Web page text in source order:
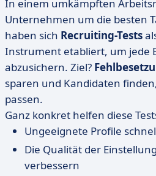
In einem umkämpften
Unternehmen um die besten
haben sich Recruiting-Tests
Instrument etabliert, um jede
abzusichern. Ziel?
sparen und Kandidaten
passen.
Ganz konkret helfen diese
Ungeeignete Profile
Die Qualität der
verbessern